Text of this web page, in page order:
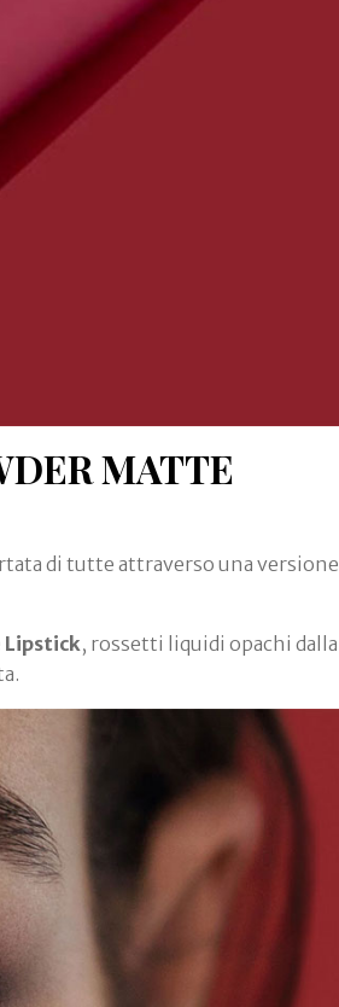
MATTE
di tutte attraverso una versione
Lipstick, rossetti liquidi opachi dalla